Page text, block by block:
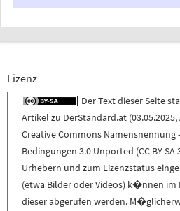
Lizenz
Der Text dieser Seite
Artikel zu DerStandard.at (03.05.2025,
Creative Commons Namensnennung
Bedingungen 3.0 Unported (CC BY-SA
Urhebern und zum Lizenzstatus
(etwa Bilder oder Videos) k�nnen im
dieser abgerufen werden.